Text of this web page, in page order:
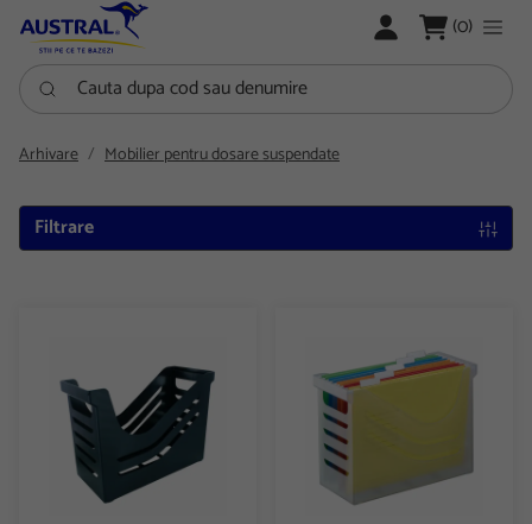
LOGARE (0)
Cauta dupa cod sau denumire
Arhivare Mobilier pentru dosare suspendate
Filtrare